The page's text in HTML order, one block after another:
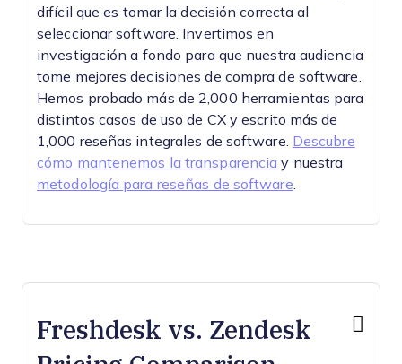
difícil que es tomar la decisión correcta al
seleccionar software. Invertimos en
investigación a fondo para que nuestra audiencia
tome mejores decisiones de compra de software.
Hemos probado más de 2,000 herramientas para
distintos casos de uso de CX y escrito más de
1,000 reseñas integrales de software. Descubre
cómo mantenemos la transparencia y nuestra
metodología para reseñas de software
Freshdesk vs. Zendesk